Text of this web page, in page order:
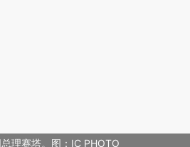
理赛塔。图：IC PHOTO